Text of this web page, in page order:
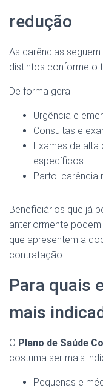
redução
As carências
distintos conforme o
De forma geral:
Urgência e
Consultas e
Exames de
específicos
Parto: carência
Beneficiários que já
anteriormente
que apresentem a
contratação.
Para quais
mais
O Plano de Saúde
costuma ser mais
Pequenas e